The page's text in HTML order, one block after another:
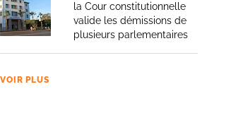
la Cour constitutionnelle
valide les démissions de
plusieurs parlementaires
VOIR PLUS